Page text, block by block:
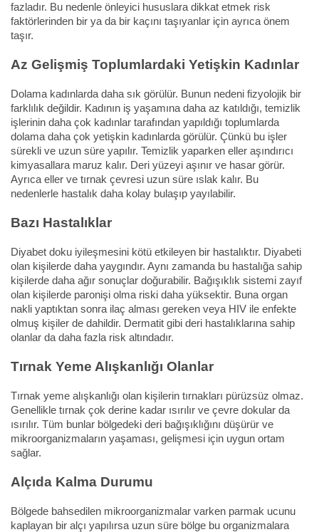
fazladır. Bu nedenle önleyici hususlara dikkat etmek risk
faktörlerinden bir ya da bir kaçını taşıyanlar için ayrıca önem
taşır.
Az Gelişmiş Toplumlardaki Yetişkin Kadınlar
Dolama kadınlarda daha sık görülür. Bunun nedeni fizyolojik bir
farklılık değildir. Kadının iş yaşamına daha az katıldığı, temizlik
işlerinin daha çok kadınlar tarafından yapıldığı toplumlarda
dolama daha çok yetişkin kadınlarda görülür. Çünkü bu işler
sürekli ve uzun süre yapılır. Temizlik yaparken eller aşındırıcı
kimyasallara maruz kalır. Deri yüzeyi aşınır ve hasar görür.
Ayrıca eller ve tırnak çevresi uzun süre ıslak kalır. Bu
nedenlerle hastalık daha kolay bulaşıp yayılabilir.
Bazı Hastalıklar
Diyabet doku iyileşmesini kötü etkileyen bir hastalıktır. Diyabeti
olan kişilerde daha yaygındır. Aynı zamanda bu hastalığa sahip
kişilerde daha ağır sonuçlar doğurabilir. Bağışıklık sistemi zayıf
olan kişilerde paronişi olma riski daha yüksektir. Buna organ
nakli yaptıktan sonra ilaç alması gereken veya HIV ile enfekte
olmuş kişiler de dahildir. Dermatit gibi deri hastalıklarına sahip
olanlar da daha fazla risk altındadır.
Tırnak Yeme Alışkanlığı Olanlar
Tırnak yeme alışkanlığı olan kişilerin tırnakları pürüzsüz olmaz.
Genellikle tırnak çok derine kadar ısırılır ve çevre dokular da
ısırılır. Tüm bunlar bölgedeki deri bağışıklığını düşürür ve
mikroorganizmaların yaşaması, gelişmesi için uygun ortam
sağlar.
Alçıda Kalma Durumu
Bölgede bahsedilen mikroorganizmalar varken parmak ucunu
kaplayan bir alçı yapılırsa uzun süre bölge bu organizmalara